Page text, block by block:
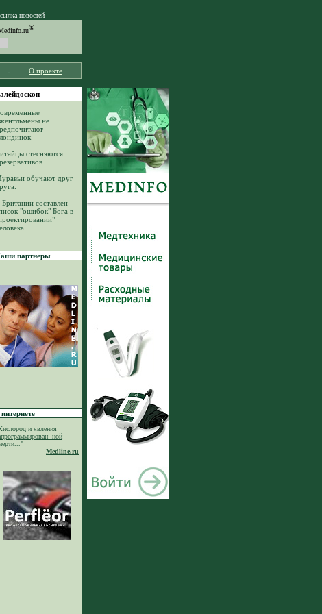
новостей
®
О проекте
не
стесняются
обучают друг
составлен
"ошибок" Бога в
партнеры
и явления
ной
Medline.ru